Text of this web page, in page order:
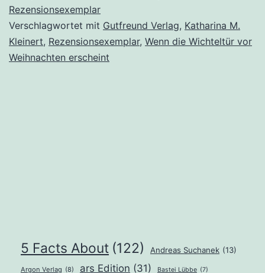
Weihnachten
erscheint“
von
Rezensionsexemplar
Verschlagwortet mit Gutfreund Verlag, Katharina M.
Kleinert, Rezensionsexemplar, Wenn die Wichteltür vor
Weihnachten erscheint
5 Facts About (122) Andreas Suchanek (13)
Argon Verlag (8) ars Edition (31) Bastei Lübbe (7)